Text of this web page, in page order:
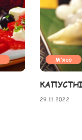
М'ясо
29.11.2022